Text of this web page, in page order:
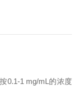
0.1-1 mg/mL的浓度